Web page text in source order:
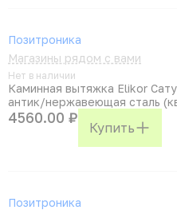
Позитроника
Магазины рядом с вами
Нет в наличии
Каминная вытяжка Elikor
антик/нержавеющая сталь
4560.00 ₽
Купить
Позитроника